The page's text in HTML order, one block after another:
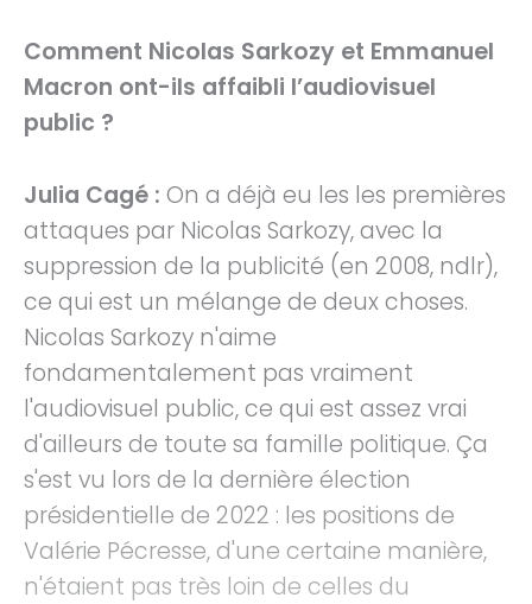
Comment Nicolas Sarkozy et Emmanuel
Macron ont-ils affaibli l’audiovisuel
public ?
Julia Cagé : On a déjà eu les les premières
attaques par Nicolas Sarkozy, avec la
suppression de la publicité (en 2008, ndlr),
ce qui est un mélange de deux choses.
Nicolas Sarkozy n'aime
fondamentalement pas vraiment
l'audiovisuel public, ce qui est assez vrai
d'ailleurs de toute sa famille politique. Ça
s'est vu lors de la dernière élection
présidentielle de 2022 : les positions de
Valérie Pécresse, d'une certaine manière,
n'étaient pas très loin de celles du